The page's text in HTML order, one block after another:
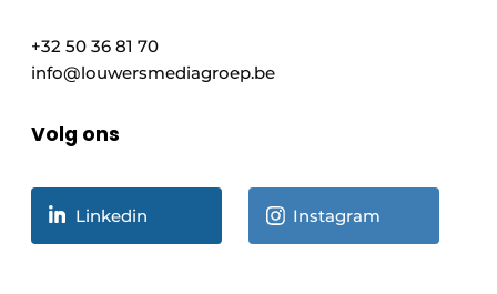
+32 50 36 81 70
info@louwersmediagroep.be
Volg ons
Linkedin Instagram